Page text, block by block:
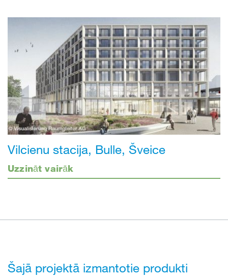
Vilcienu stacija, Bulle, Šveice
Uzzināt vairāk
Šajā projektā izmantotie produkti